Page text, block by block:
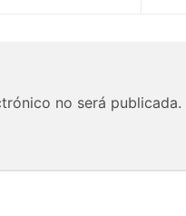
no será publicada.